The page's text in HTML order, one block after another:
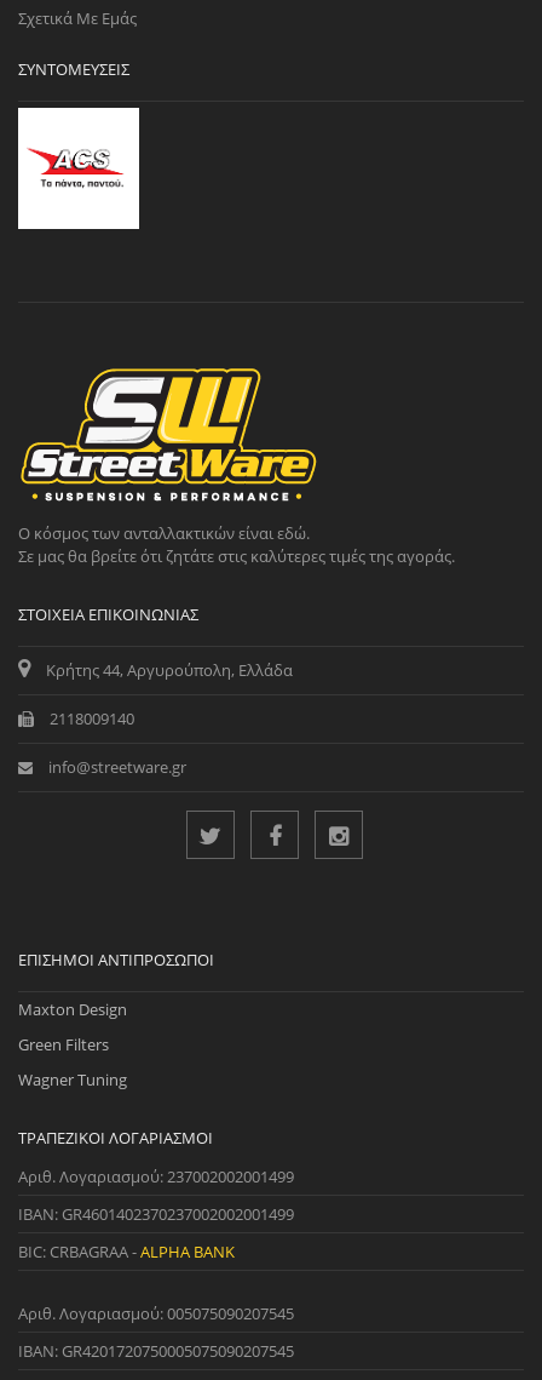
Σχετικά Με Εμάς
ΣΥΝΤΟΜΕΎΣΕΙΣ
Ο κόσμος των ανταλλακτικών είναι εδώ.
Σε μας θα βρείτε ότι ζητάτε στις καλύτερες τιμές της αγοράς.
ΣΤΟΙΧΕΊΑ ΕΠΙΚΟΙΝΩΝΊΑΣ
Κρήτης 44, Αργυρούπολη, Ελλάδα
2118009140
info@streetware.gr
ΕΠΊΣΗΜΟΙ ΑΝΤΙΠΡΌΣΩΠΟΙ
Maxton Design
Green Filters
Wagner Tuning
ΤΡΑΠΕΖΙΚΟΊ ΛΟΓΑΡΙΑΣΜΟΊ
Αριθ. Λογαριασμού: 237002002001499
IBAN: GR4601402370237002002001499
BIC: CRBAGRAA -ALPHA BANK
Αριθ. Λογαριασμού: 005075090207545
IBAN: GR4201720750005075090207545